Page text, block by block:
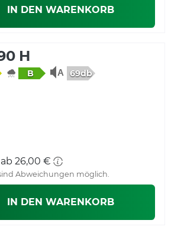
IN DEN WARENKORB
H
B 69db
ab 26,00 €
Abweichungen möglich.
IN DEN WARENKORB